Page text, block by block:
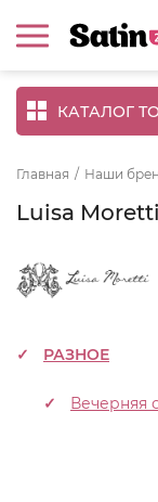
КАТАЛОГ
Главная / Наши
Luisa
РАЗНОЕ
Вечерняя